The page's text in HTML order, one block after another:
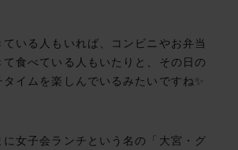
いる人もいれば、コンビニやお弁当
食べている人もいたりと、その日の
イムを楽しんでいるみたいですね✨
女子会ランチという名の「大宮・グ